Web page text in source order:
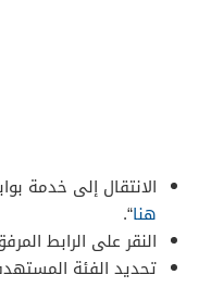
الانتقال إلى خدمة
هنا“.
النقر على الرابط
تحديد الفئة